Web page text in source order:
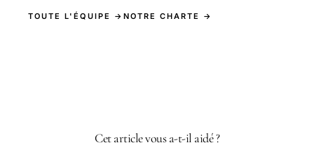
TOUTE L'ÉQUIPE → NOTRE CHARTE →
Cet article vous a-t-il aidé ?